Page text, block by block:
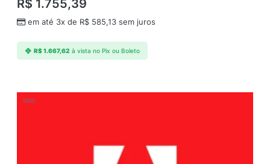
R$ 1.755,39
em até 3x de R$ 585,13 sem juros
R$1.667,62 à vista no Pix ou Boleto